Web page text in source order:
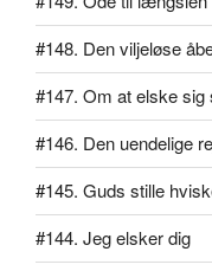
#148. Den viljeløse
#147. Om at elske sig
#146. Den uendelige
#145. Guds stille
#144. Jeg elsker dig